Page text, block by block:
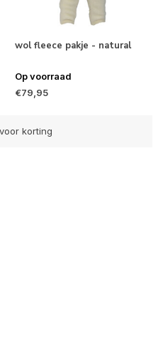
wol fleece pakje - natural
Op voorraad
€79,95
korting